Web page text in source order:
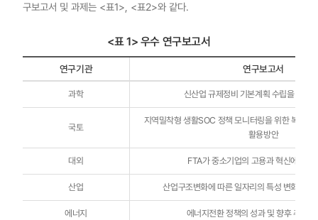
구보고서 및 과제는 <표1>, <표2>와 같다.
<표 1> 우수 연구보고서
-
연구기관 연구보고서
과학 신산업 규제정비 기본계획 수립을 위한
국토
지역밀착형 생활SOC 정책 모니터링을 위한 복합결
활용방안
대외 FTA가 중소기업의 고용과 혁신에 미치
산업 산업구조변화에 따른 일자리의 특성 변화와 인
에너지 에너지전환 정책의 성과 및 향후 추진